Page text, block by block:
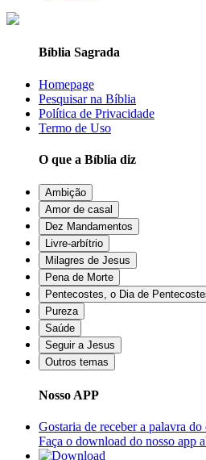
Bíblia Sagrada
Homepage
Pesquisar na Bíblia
Política de Privacidade
Termo de Uso
O que a Bíblia diz
Ambição
Amor de casal
Dez Mandamentos
Livre-arbítrio
Milagres de Jesus
Pena de Morte
Pentecostes, o Dia de
Pureza
Saúde
Seguir a Jesus
Outros temas
Nosso APP
Gostaria de receber a palavra
Faça o download do nosso app